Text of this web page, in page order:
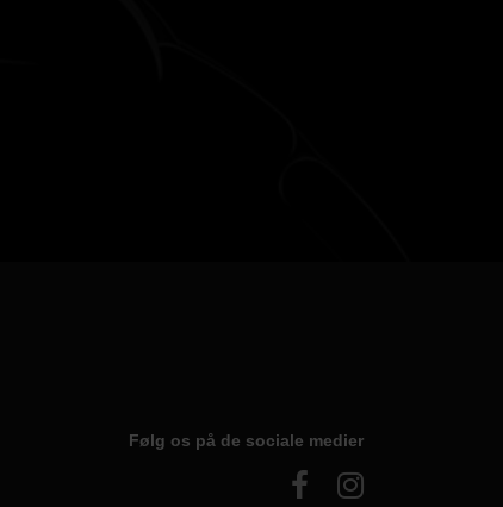
Følg os på de sociale medier